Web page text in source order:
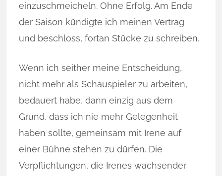
einzuschmeicheln. Ohne Erfolg. Am Ende
der Saison kündigte ich meinen Vertrag
und beschloss, fortan Stücke zu schreiben.
Wenn ich seither meine Entscheidung,
nicht mehr als Schauspieler zu arbeiten,
be­dauert habe, dann einzig aus dem
Grund, dass ich nie mehr Gelegenheit
haben sollte, gemeinsam mit Irene auf
einer Bühne stehen zu dürfen. Die
Verpflichtungen, die Irenes wachsender